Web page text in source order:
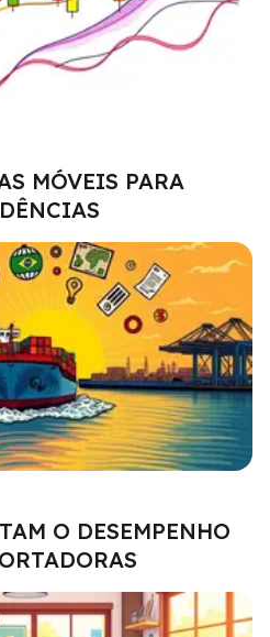
MÓVEIS PARA
O DESEMPENHO